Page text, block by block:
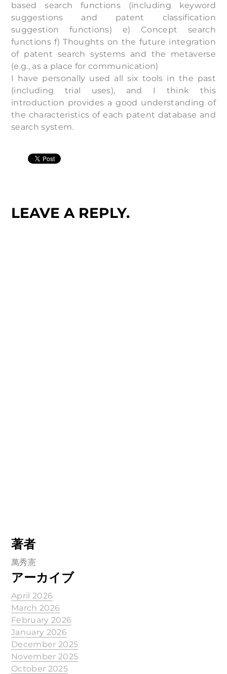
based search functions (including keyword
suggestions and patent classification
suggestion functions) e) Concept search
functions f) Thoughts on the future integration
of patent search systems and the metaverse
(e.g., as a place for communication)
I have personally used all six tools in the past
(including trial uses), and I think this
introduction provides a good understanding of
the characteristics of each patent database and
search system.
LEAVE A REPLY.
著者
萬秀憲
アーカイブ
April 2026
March 2026
February 2026
January 2026
December 2025
November 2025
October 2025